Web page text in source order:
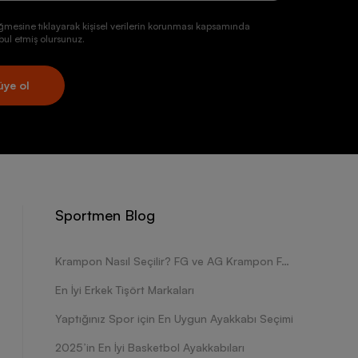
tıklayarak kişisel verilerin korunması kapsamında
etmiş olursunuz.
ol
Sportmen Blog
Krampon Nasıl Seçilir? FG ve AG Krampon Farkları Nelerdir?
En İyi Erkek Tişört Markaları
Yaptığınız Spor için En Uygun Ayakkabı Seçimi
2025’in En İyi Basketbol Ayakkabıları